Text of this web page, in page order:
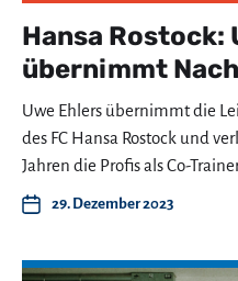
Hansa Rostock:
übernimmt
Uwe Ehlers übernimmt die
des FC Hansa Rostock und
Jahren die Profis als Co-
29. Dezember 2023